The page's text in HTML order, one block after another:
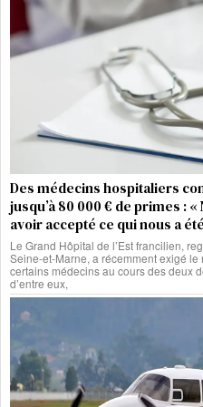
Des médecins hospitaliers
jusqu’à 80 000 € de primes :
avoir accepté ce qui nous a
Le Grand Hôpital de l’Est francilien,
Seine-et-Marne, a récemment exigé
certains médecins au cours des deux
d’entre eux,